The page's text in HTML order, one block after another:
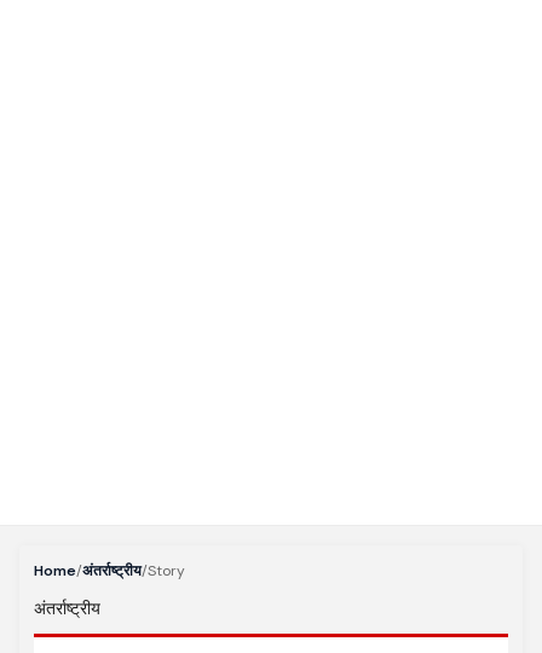
Home/अंतर्राष्ट्रीय/Story
अंतर्राष्ट्रीय